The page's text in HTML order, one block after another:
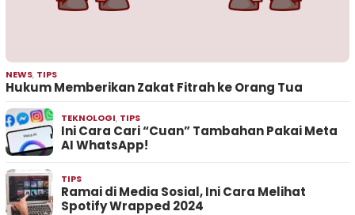
NEWS, TIPS
Hukum Memberikan Zakat Fitrah ke Orang Tua
TEKNOLOGI, TIPS
Ini Cara Cari “Cuan” Tambahan Pakai Meta
AI WhatsApp!
TIPS
Ramai di Media Sosial, Ini Cara Melihat
Spotify Wrapped 2024